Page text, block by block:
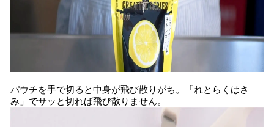
パウチを手で切ると中身が飛び散りがち。「れとらくはさ
み」でサッと切れば飛び散りません。